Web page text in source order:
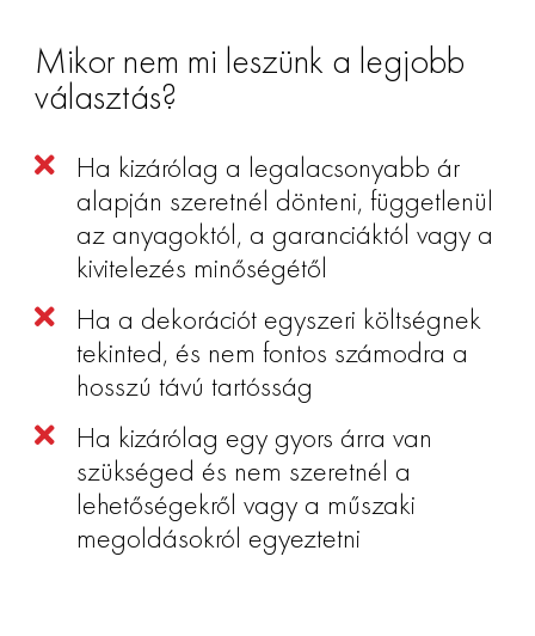
Mikor nem mi leszünk a legjobb
választás?
Ha kizárólag a legalacsonyabb ár
alapján szeretnél dönteni, függetlenül
az anyagoktól, a garanciáktól vagy a
kivitelezés minőségétől
Ha a dekorációt egyszeri költségnek
tekinted, és nem fontos számodra a
hosszú távú tartósság
Ha kizárólag egy gyors árra van
szükséged és nem szeretnél a
lehetőségekről vagy a műszaki
megoldásokról egyeztetni